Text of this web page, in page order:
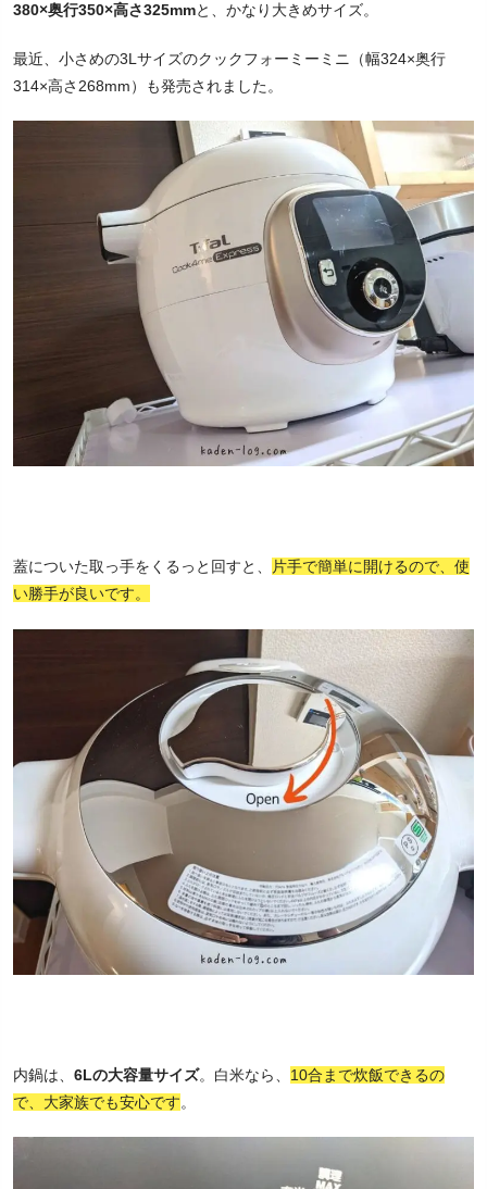
380×奥行350×高さ325mmと、かなり大きめサイズ。
最近、小さめの3Lサイズのクックフォーミーミニ（幅324×奥行
314×高さ268mm）も発売されました。
蓋についた取っ手をくるっと回すと、
片手で簡単に開けるので、使
い勝手が良いです。
内鍋は、 6Lの大容量サイズ。白米なら、 10合まで炊飯できるの
で、大家族でも安心です。